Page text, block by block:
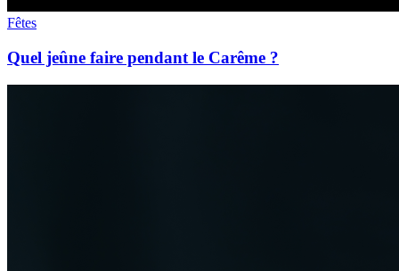
Fêtes
Quel jeûne faire pendant le Carême ?